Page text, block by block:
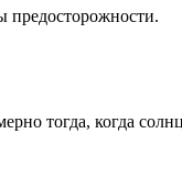
предосторожности.
тогда, когда